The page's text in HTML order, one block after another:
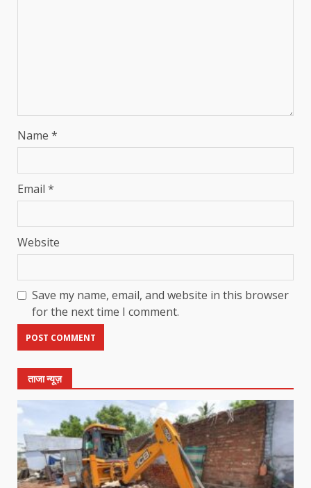
Name *
Email *
Website
Save my name, email, and website in this browser
for the next time I comment.
ताजा न्यूज़